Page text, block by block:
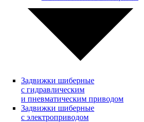
Задвижки шиберные
с гидравлическим
и пневматическим приводом
Задвижки шиберные
с электроприводом